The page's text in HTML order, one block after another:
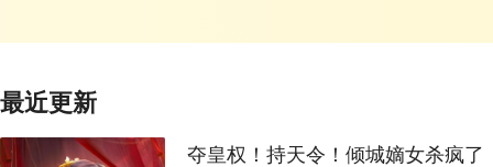
最近更新
夺皇权！持天令！倾城嫡女杀疯了